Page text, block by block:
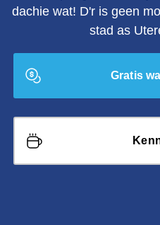
dachie wat! D'r is geen
stad as
Gratis